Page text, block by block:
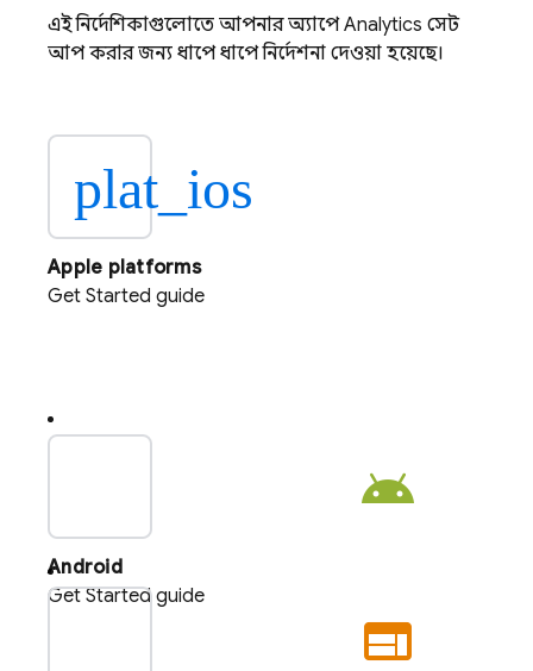
এই নির্দেশিকাগুলোতে আপনার অ্যাপেAnalytics সেট
আপ করার জন্য ধাপে ধাপে নির্দেশনা দেওয়া হয়েছে।
plat_ios
Apple platforms
Get Started guide
plat_android
Android
Get Started guide
plat_web